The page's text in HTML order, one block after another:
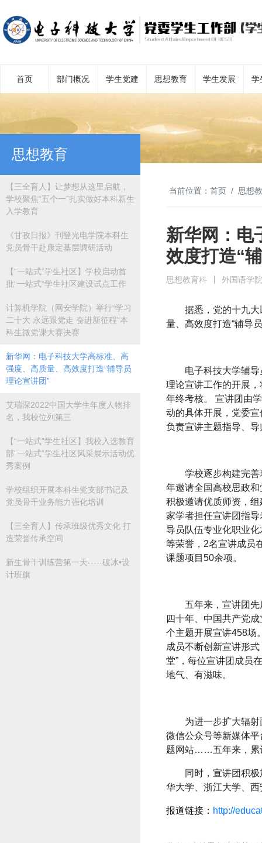
首页 部门概况 学生党建 思想教育 学生发展 学
思想教育
【三全育人】让梦想从这里启航，
学校聚焦“五个一”扎实做好本科新生
入学教育
《甘孜日报》刊登光电学院本科生
党员骨干赴康定基层调研活动
【“一站式”学生社区】学校启动首
批“一站式”学生社区建设试点工作
计算机学院（网安学院）举行“学习
二十大 永远跟党走 奋进新征程”本
科生微党课大赛决赛
新华网：电子科技大学高标准、高
强度、高质量、高效度打造“辅导员
理论宣讲团”
艾瑞深2022中国大学生年度人物排
名，我校位列第三
【“一站式”学生社区】我校入选教育
部“一站式”学生社区风采展示活动优
秀案例
学校组织开展本科生党支部书记及
党员骨干业务能力强化培训
【三全育人】传承班级优秀文化 打
造荣誉传承空间
新生骨干训练营第一天-----破冰•设
计班旗
当前位置： 首页 思想
新华网：电
效度打造“
思想教育科 外国语学院
据悉，党的十九
量、高效度打造“辅导
电子科技大学辅
理论宣讲工作的开展
年终考核。 宣讲团由
动的具体开展，党委
负责宣讲主题指导、
学校逐步构建完
年邀请全国高校思政
积极邀请优质师资，
家学者担任宣讲团指
导员队伍专业化职业
等荣誉，2名宣讲成员
课题项目50余项。
五年来，宣讲团
四十年、中国共产党
个主题开展宣讲458
成员不断创新宣讲形
堂”，每位宣讲团成员
地气、有滋味。
为进一步扩大辐
微信公众号等新媒体
题网站……五年来，累
同时，宣讲团积
华大学、浙江大学、
报道链接： http://